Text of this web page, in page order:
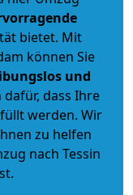
bietet. Mit
können Sie
und
dass Ihre
werden. Wir
zu helfen
nach Tessin